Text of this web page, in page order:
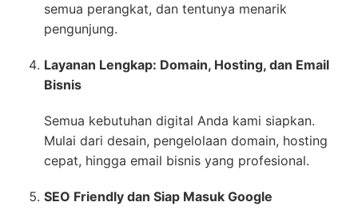
semua perangkat, dan tentunya menarik
pengunjung.
Layanan Lengkap: Domain, Hosting, dan Email
Bisnis
Semua kebutuhan digital Anda kami siapkan.
Mulai dari desain, pengelolaan domain, hosting
cepat, hingga email bisnis yang profesional.
SEO Friendly dan Siap Masuk Google